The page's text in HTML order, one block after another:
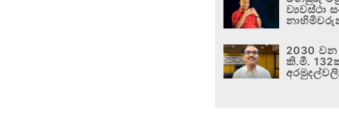
ව්‍යවස්ථා
2030 වන
කි.මී.